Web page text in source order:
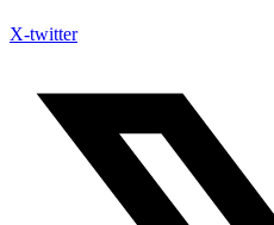
X-twitter